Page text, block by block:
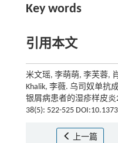
Key words
引用本文
米文瑶, 李萌萌, 李芙蓉,
Khalik, 李薇. 乌司奴单抗
银屑病患者的湿疹样皮炎
38(5): 522-525
上一篇